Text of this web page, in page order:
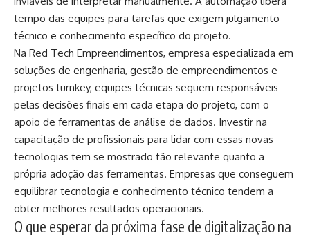
tempo das equipes para tarefas que exigem julgamento
técnico e conhecimento específico do projeto.
Na Red Tech Empreendimentos, empresa especializada em
soluções de engenharia, gestão de empreendimentos e
projetos turnkey, equipes técnicas seguem responsáveis
pelas decisões finais em cada etapa do projeto, com o
apoio de ferramentas de análise de dados. Investir na
capacitação de profissionais para lidar com essas novas
tecnologias tem se mostrado tão relevante quanto a
própria adoção das ferramentas. Empresas que conseguem
equilibrar tecnologia e conhecimento técnico tendem a
obter melhores resultados operacionais.
O que esperar da próxima fase de digitalização na